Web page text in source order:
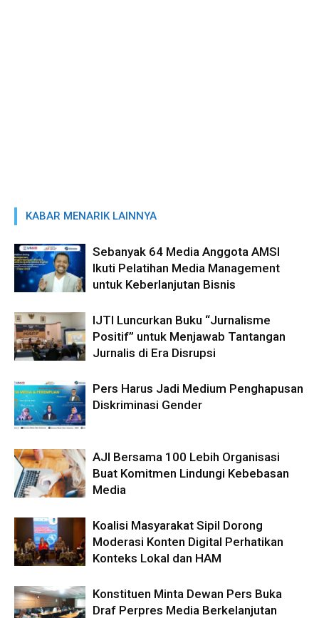
KABAR MENARIK LAINNYA
Sebanyak 64 Media Anggota AMSI
Ikuti Pelatihan Media Management
untuk Keberlanjutan Bisnis
IJTI Luncurkan Buku “Jurnalisme
Positif” untuk Menjawab Tantangan
Jurnalis di Era Disrupsi
Pers Harus Jadi Medium Penghapusan
Diskriminasi Gender
AJI Bersama 100 Lebih Organisasi
Buat Komitmen Lindungi Kebebasan
Media
Koalisi Masyarakat Sipil Dorong
Moderasi Konten Digital Perhatikan
Konteks Lokal dan HAM
Konstituen Minta Dewan Pers Buka
Draf Perpres Media Berkelanjutan